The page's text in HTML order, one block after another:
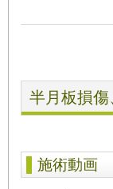
半月板損
施術動画